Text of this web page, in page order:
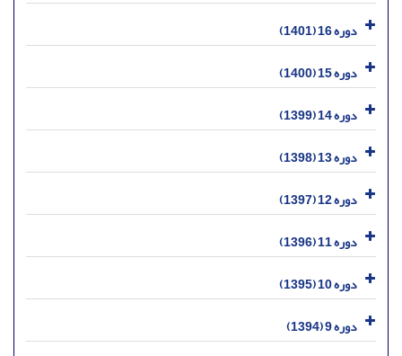
دوره 16 (1401)
دوره 15 (1400)
دوره 14 (1399)
دوره 13 (1398)
دوره 12 (1397)
دوره 11 (1396)
دوره 10 (1395)
دوره 9 (1394)